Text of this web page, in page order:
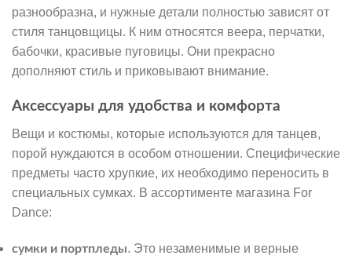
разнообразна, и нужные детали полностью зависят от
стиля танцовщицы. К ним относятся веера, перчатки,
бабочки, красивые пуговицы. Они прекрасно
дополняют стиль и приковывают внимание.
Аксессуары для удобства и комфорта
Вещи и костюмы, которые используются для танцев,
порой нуждаются в особом отношении. Специфические
предметы часто хрупкие, их необходимо переносить в
специальных сумках. В ассортименте магазина For
Dance:
сумки и портпледы. Это незаменимые и верные